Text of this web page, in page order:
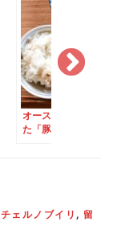
オーストラリア時代
た「豚汁」
チェルノブイリ , 留